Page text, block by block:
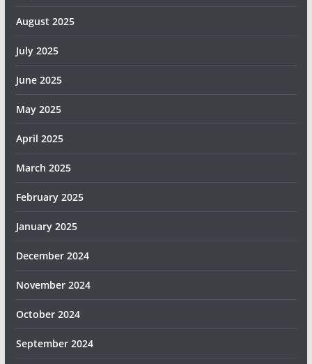
August 2025
July 2025
June 2025
May 2025
April 2025
March 2025
February 2025
January 2025
December 2024
November 2024
October 2024
September 2024